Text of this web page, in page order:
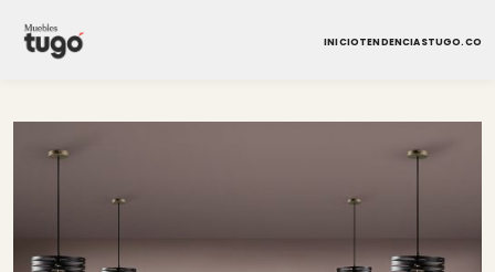
INICIOTENDENCIASTUGO.CO